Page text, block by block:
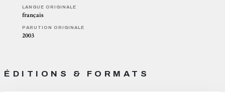
LANGUE ORIGINALE
français
PARUTION ORIGINALE
2003
ÉDITIONS & FORMATS